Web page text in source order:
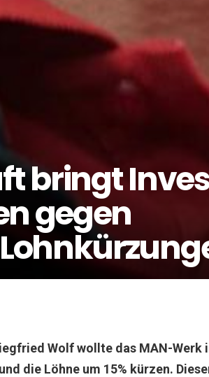
bringt
gegen
Wolf wollte das MAN-Werk
die Löhne um 15% kürzen.